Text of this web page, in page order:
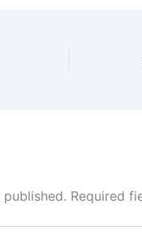
Required